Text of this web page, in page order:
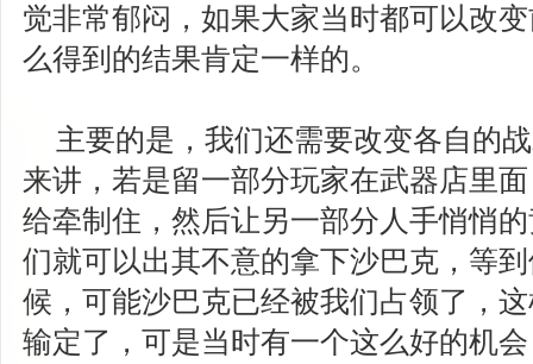
觉非常郁闷，如果大家当时都可以改
么得到的结果肯定一样的。
主要的是，我们还需要改变各自的
来讲，若是留一部分玩家在武器店里
给牵制住，然后让另一部分人手悄悄
们就可以出其不意的拿下沙巴克，等
候，可能沙巴克已经被我们占领了，
输定了，可是当时有一个这么好的机